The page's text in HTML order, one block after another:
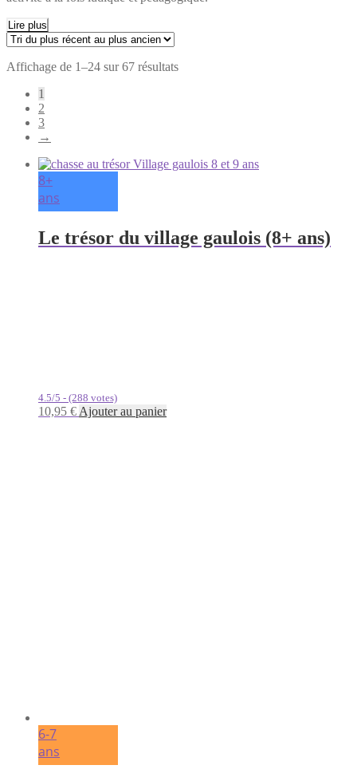
Lire plus
Affichage de 1–24 sur 67 résultatsTrié
1
2
3
→
8+
ans
Le trésor du village gaulois (8+ ans)
4.5/5 - (288 votes)
10,95 € Ajouter au panier
6-7
ans